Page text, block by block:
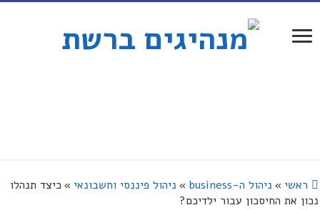
ראשי » ניהול ה-business » ניהול פיננסי וחשבונאי » כיצד תנהלו
נכון את החיסכון עבור ילדיכם?